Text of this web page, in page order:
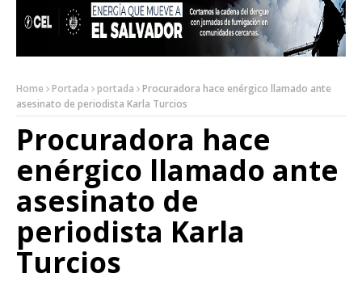
Home Portada portada
Procuradora hace enérgico llamado ante
asesinato de periodista Karla Turcios
Procuradora hace
enérgico llamado ante
asesinato de
periodista Karla
Turcios